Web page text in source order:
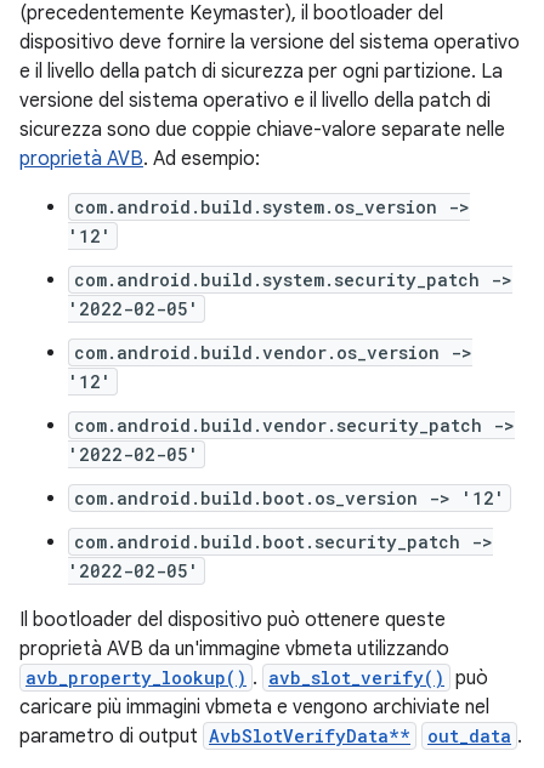
(precedentemente Keymaster), il bootloader del
dispositivo deve fornire la versione del sistema operativo
e il livello della patch di sicurezza per ogni partizione. La
versione del sistema operativo e il livello della patch di
sicurezza sono due coppie chiave-valore separate nelle
proprietà AVB. Ad esempio:
com.android.build.system.os_version ->
'12'
com.android.build.system.security_patch ->
'2022-02-05'
com.android.build.vendor.os_version ->
'12'
com.android.build.vendor.security_patch ->
'2022-02-05'
com.android.build.boot.os_version -> '12'
com.android.build.boot.security_patch ->
'2022-02-05'
Il bootloader del dispositivo può ottenere queste
proprietà AVB da un'immagine vbmeta utilizzando
avb_property_lookup() . avb_slot_verify() può
caricare più immagini vbmeta e vengono archiviate nel
parametro di output AvbSlotVerifyData** out_data .